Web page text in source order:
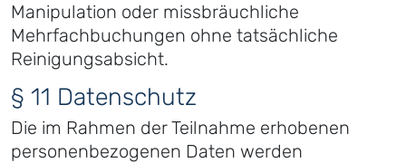
Manipulation oder missbräuchliche
Mehrfachbuchungen ohne tatsächliche
Reinigungsabsicht.
§ 11 Datenschutz
Die im Rahmen der Teilnahme erhobenen
personenbezogenen Daten werden